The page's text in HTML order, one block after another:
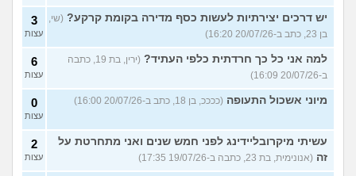
יש דרכים יצירתיות לעשות כסף מדירה בקומת קרקע? (שי,
בן 23, כתב ב-20/07/26 16:20)
3
עצות
למה אני כל כך חרדתית כלפי העתיד?
(ירין, בת 19, כתבה
ב-20/07/26 16:09)
6
עצות
מיוני אשכול התעופה (ככככ, בן 18, כתב ב-20/07/26 16:00) 0
עצות
עשיתי מיקרובליידינג לפני חמש שנים ואני מתחרטת על
זה (אנונימית, בת 23, כתבה ב-19/07/26 17:35)
2
עצות